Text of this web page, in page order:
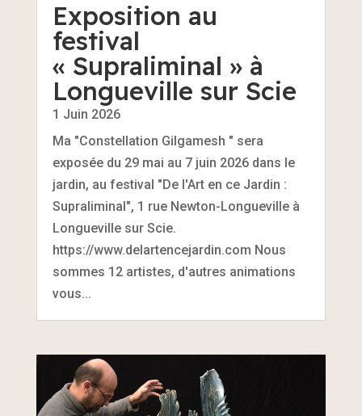
Exposition au
festival
« Supraliminal » à
Longueville sur Scie
1 Juin 2026
Ma "Constellation Gilgamesh " sera
exposée du 29 mai au 7 juin 2026 dans le
jardin, au festival "De l'Art en ce Jardin :
Supraliminal", 1 rue Newton-Longueville à
Longueville sur Scie.
https://www.delartencejardin.com Nous
sommes 12 artistes, d'autres animations
vous...